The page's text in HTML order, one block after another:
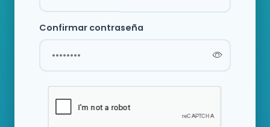
Confirmar contraseña